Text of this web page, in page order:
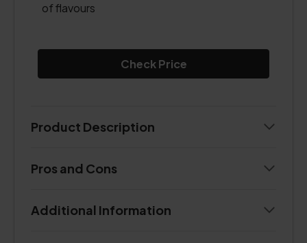
of flavours
Check Price
Product Description
Pros and Cons
Additional Information